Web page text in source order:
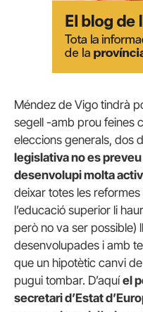
Méndez de Vigo tindrà
segell -amb prou feines
eleccions generals, dos
legislativa no es
desenvolupi molta
deixar totes les
l’educació superior li
però no va ser possible)
desenvolupades i amb
que un hipotètic canvi
pugui tombar. D’aquíel
secretari d’Estat